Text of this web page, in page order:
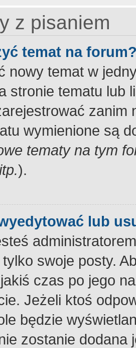
z pisaniem
temat na
nowy temat w
stronie tematu lub
wymienione są
tematy na tym
).
lub
swoje posty.
czas po jego
Jeżeli ktoś
będzie
zostanie dodana